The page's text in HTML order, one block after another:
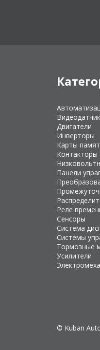
Двигатели
Инверторы
Карты
Контакторы
Панели
Реле
Сенсоры
Система
Системы
Тормозные
Усилители
© Kuban